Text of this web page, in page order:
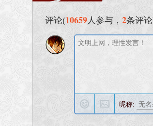
评论(10659 人参与，2条评
昵称: